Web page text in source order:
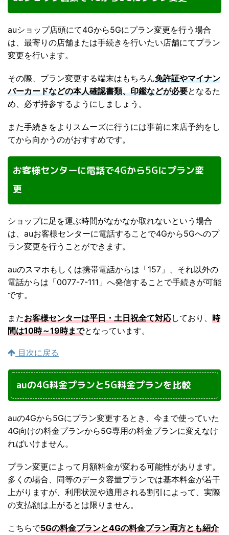
auショップ店頭にて4Gから5Gにプラン変更を行う場合
は、最寄りの店舗または手続きを行いたい店舗にてプラン
変更を行います。
その際、プラン変更する端末はもちろん免許証やマイナン
バーカードなどの本人確認書類、印鑑などが必要となるた
め、必ず持参するようにしましょう。
また手続きをよりスムーズに行うには事前に来店予約をし
てから向かうのがおすすめです。
お客様センターに電話で4Gから5Gにプラン変
更
ショップに足を運ぶ時間がなかなか取れないという場合
は、auお客様センターに電話することで4Gから5Gへのプ
ラン変更を行うことができます。
auのスマホもしくは携帯電話からは「157」、それ以外の
電話からは「0077-7-111」へ発信することで手続きが可能
です。
またお客様センターは平日・土日祝全て対応しており、 時
間は10時～19時までとなっています。
目次に戻る
auの4G料金プランと5G料金プランを比較
auの4Gから5Gにプラン変更するとき、今まで使っていた
4G向けの料金プランから5G専用の料金プランに変えなけ
ればいけません。
プラン変更によって月額料金が変わる可能性があります。
多くの場合、同等のデータ容量プランでは基本料金が若干
上がりますが、利用状況や適用される割引によって、実際
の支払額は上がるとは限りません。
こちらで5Gの料金プランと4Gの料金プラン両方とも紹介